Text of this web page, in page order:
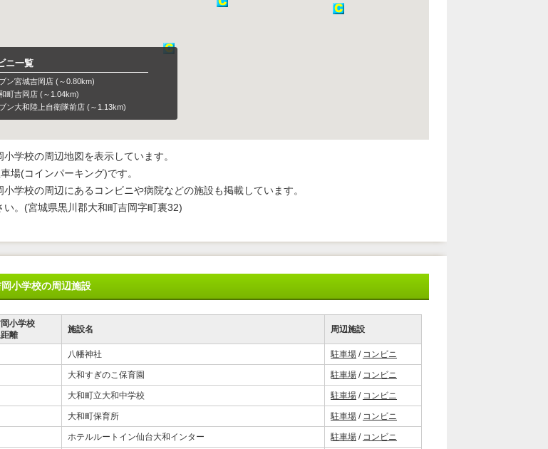
ニ一覧
ン宮城吉岡店 (～0.80km)
町吉岡店 (～1.04km)
ン大和陸上自衛隊前店 (～1.13km)
ート吉岡南店(～1.15km)
小学校の周辺地図を表示しています。
場(コインパーキング)です。
小学校の周辺にあるコンビニや病院などの施設も掲載しています。
い。(宮城県黒川郡大和町吉岡字町裏32)
小学校の周辺施設
小学校
離
施設名 周辺施設
八幡神社 駐車場 / コンビニ
大和すぎのこ保育園 駐車場 / コンビニ
大和町立大和中学校 駐車場 / コンビニ
大和町保育所 駐車場 / コンビニ
ホテルルートイン仙台大和インター 駐車場 / コンビニ